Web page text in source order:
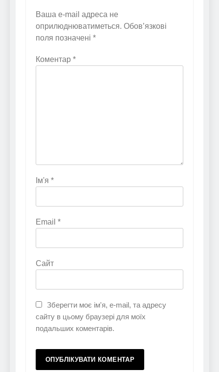
Ваша e-mail адреса не
оприлюднюватиметься. Обов’язкові
поля позначені *
Коментар *
Ім'я *
Email *
Сайт
Зберегти моє ім'я, e-mail, та адресу
сайту в цьому браузері для моїх
подальших коментарів.